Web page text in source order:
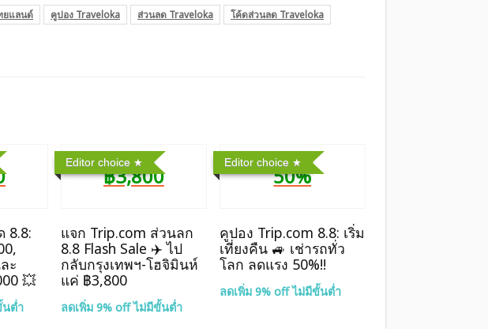
ยแลนด์ คูปอง Traveloka ส่วนลด Traveloka
โค้ดส่วนลด Traveloka
8.8:
ะ
💥
นต่ำ
Editor choice
฿3,800
แจก Trip.com ส่วนลก
8.8 Flash Sale ✈️ ไป
กลับกรุงเทพฯ-โฮจิมินห์
แค่ ฿3,800
ลดเพิ่ม 9% off ไม่มีขั้นต่ำ
Editor choice
50%
คูปอง Trip.com 8.8: เริ่ม
เที่ยงคืน 🚙 เช่ารถทั่ว
โลก ลดแรง 50%!!
ลดเพิ่ม 9% off ไม่มีขั้นต่ำ